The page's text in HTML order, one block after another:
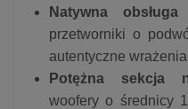
Natywna
przetworniki o
autentyczne
Potężna sekcja
woofery o średnicy